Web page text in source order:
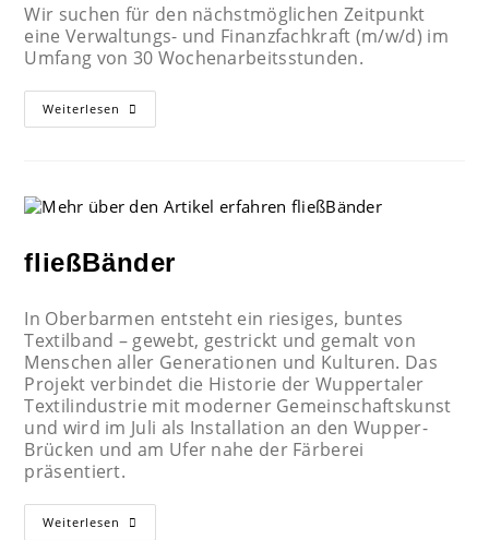
Wir suchen für den nächstmöglichen Zeitpunkt
eine Verwaltungs- und Finanzfachkraft (m/w/d) im
Umfang von 30 Wochenarbeitsstunden.
Weiterlesen
fließBänder
In Oberbarmen entsteht ein riesiges, buntes
Textilband – gewebt, gestrickt und gemalt von
Menschen aller Generationen und Kulturen. Das
Projekt verbindet die Historie der Wuppertaler
Textilindustrie mit moderner Gemeinschaftskunst
und wird im Juli als Installation an den Wupper-
Brücken und am Ufer nahe der Färberei
präsentiert.
Weiterlesen